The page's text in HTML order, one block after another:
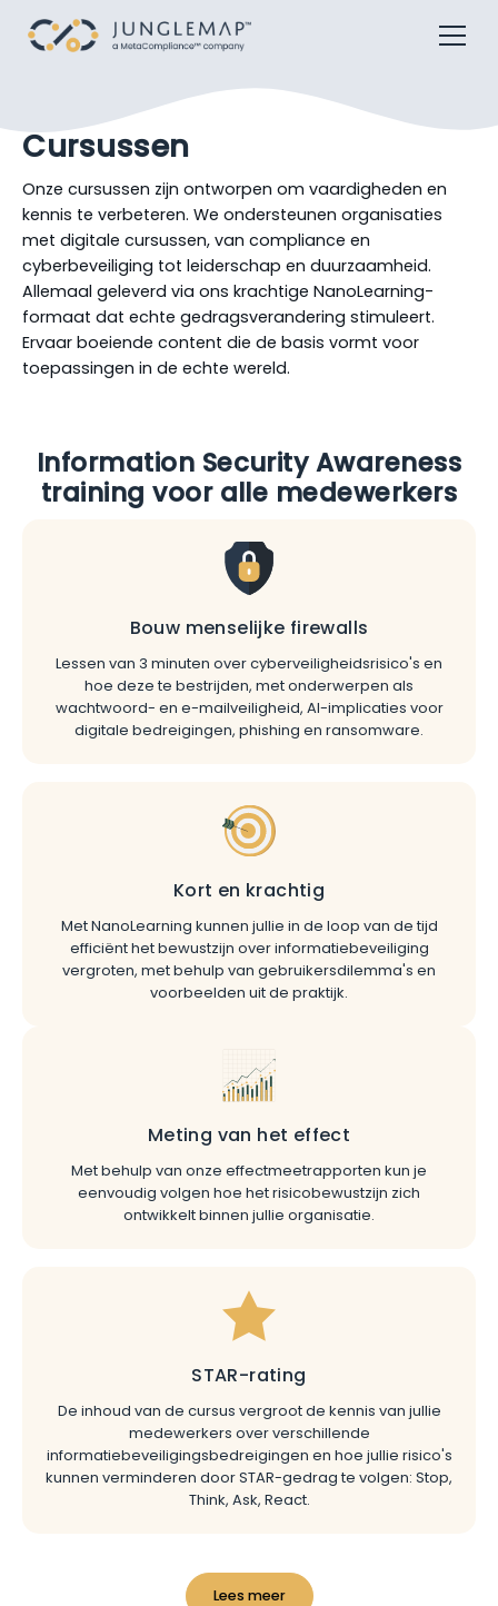
Cursussen
Onze cursussen zijn ontworpen om vaardigheden en
kennis te verbeteren. We ondersteunen organisaties
met digitale cursussen, van compliance en
cyberbeveiliging tot leiderschap en duurzaamheid.
Allemaal geleverd via ons krachtige NanoLearning-
formaat dat echte gedragsverandering stimuleert.
Ervaar boeiende content die de basis vormt voor
toepassingen in de echte wereld.
Information Security Awareness
training voor alle medewerkers
Bouw menselijke firewalls
Lessen van 3 minuten over cyberveiligheidsrisico's en
hoe deze te bestrijden, met onderwerpen als
wachtwoord- en e-mailveiligheid, AI-implicaties voor
digitale bedreigingen, phishing en ransomware.
Kort en krachtig
Met NanoLearning kunnen jullie in de loop van de tijd
efficiënt het bewustzijn over informatiebeveiliging
vergroten, met behulp van gebruikersdilemma's en
voorbeelden uit de praktijk.
Meting van het effect
Met behulp van onze effectmeetrapporten kun je
eenvoudig volgen hoe het risicobewustzijn zich
ontwikkelt binnen jullie organisatie.
STAR-rating
De inhoud van de cursus vergroot de kennis van jullie
medewerkers over verschillende
informatiebeveiligingsbedreigingen en hoe jullie risico's
kunnen verminderen door STAR-gedrag te volgen: Stop,
Think, Ask, React.
Lees meer